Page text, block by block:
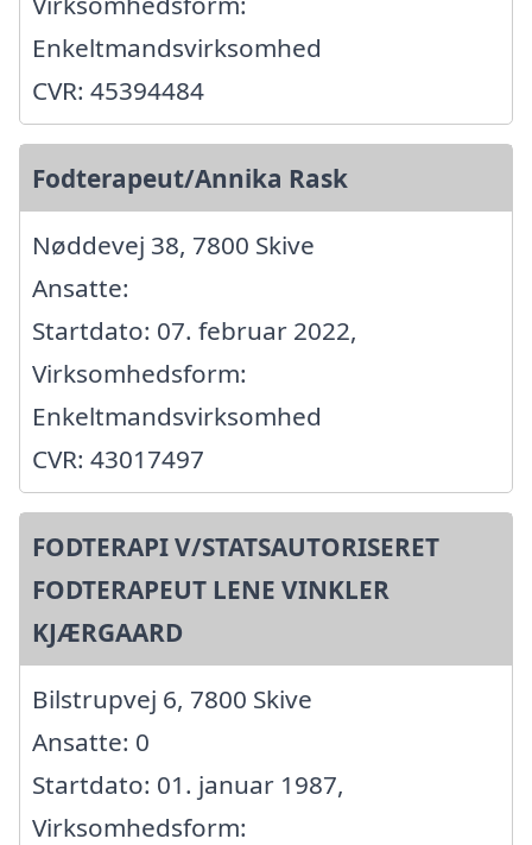
Enkeltmandsvirksomhed
CVR: 45394484
Fodterapeut/Annika Rask
Nøddevej 38, 7800 Skive
Ansatte:
Startdato: 07. februar 2022,
Virksomhedsform:
Enkeltmandsvirksomhed
CVR: 43017497
FODTERAPI V/STATSAUTORISERET
FODTERAPEUT LENE VINKLER
KJÆRGAARD
Bilstrupvej 6, 7800 Skive
Ansatte: 0
Startdato: 01. januar 1987,
Virksomhedsform: